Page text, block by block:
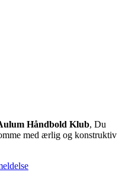
Håndbold Klub, Du
med ærlig og konstruktiv